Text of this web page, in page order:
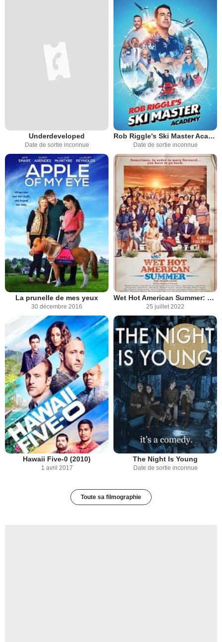
Underdeveloped
Date de sortie inconnue
Rob Riggle's Ski Master Academy
Date de sortie inconnue
La prunelle de mes yeux
30 décembre 2016
Wet Hot American Summer: Ten Years Later
25 juillet 2022
Hawaii Five-0 (2010)
1 avril 2017
The Night Is Young
Date de sortie inconnue
Toute sa filmographie